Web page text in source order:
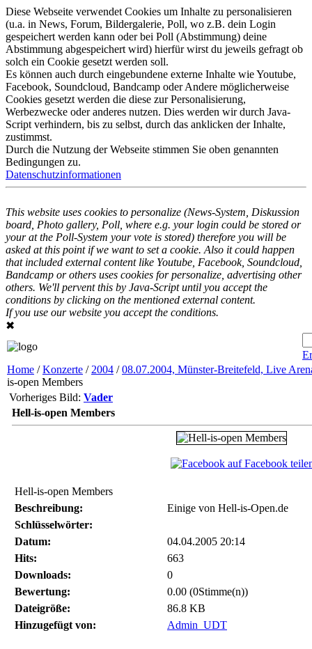
Diese Webseite verwendet Cookies um Inhalte zu personalisieren
(u.a. in News, Forum, Bildergalerie, Poll, wo z.B. dein Login
gespeichert werden kann oder bei Poll (Abstimmung) deine
Abstimmung abgespeichert wird) hierfür wirst du jeweils gefragt ob
solch ein Cookie gesetzt werden soll.
Es können auch durch eingebundene externe Inhalte wie Youtube,
Facebook, Soundcloud, Bandcamp oder Andere möglicherweise
Cookies gesetzt werden die diese zur Personalisierung,
Werbezwecke oder anderes nutzen. Dies werden wir durch Java-
Script verhindern, bis zu selbst, durch das anklicken der Inhalte,
zustimmst.
Durch die Nutzung der Webseite stimmen Sie oben genannten
Bedingungen zu.
Datenschutzinformationen
This website uses cookies to personalize (News-System, Diskussion
board, Photo gallery, Poll, where e.g. your login could be stored or
your at the Poll-System your vote is stored) therefore you will be
asked at this point if we want to set a cookie. Also it could happen
that included external content like Youtube, Facebook, Soundcloud,
Bandcamp or others uses cookies for personalize, advertising other
others. We'll pervent this by Java-Script until you accept the
conditions by clicking on the mentioned external content.
If you use our website you accept the conditions.
✖
Home /Konzerte / 2004 /08.07.2004, Münster-Breitefeld, Live
is-open Members
Vorheriges Bild: Vader
Hell-is-open Members
auf Facebook
Hell-is-open Members
Beschreibung:
Einige von Hell-is-Open.de
Schlüsselwörter:
Datum:
04.04.2005 20:14
Hits:
663
Downloads:
0
Bewertung:
0.00 (0Stimme(n))
Dateigröße:
86.8 KB
Hinzugefügt von:
Admin_UDT